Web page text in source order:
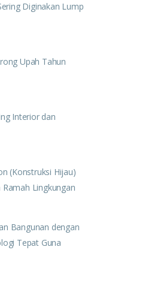
Diginakan Lump
Upah Tahun
Interior dan
(Konstruksi Hijau)
Lingkungan
Bangunan dengan
Tepat Guna